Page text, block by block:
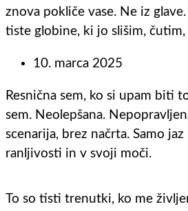
znova pokliče vase. Ne iz glave.
tiste globine, ki jo slišim, čutim,
10. marca 2025
Resnična sem, ko si upam biti
sem. Neolepšana.
scenarija, brez načrta. Samo
ranljivosti in v svoji moči.
To so tisti trenutki, ko me